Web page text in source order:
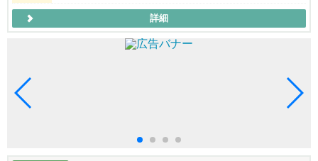
詳細